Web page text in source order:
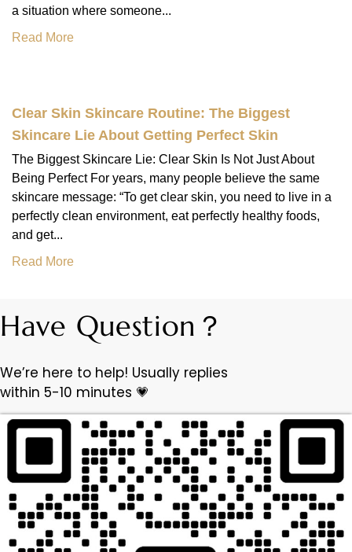
a situation where someone...
Read More
Clear Skin Skincare Routine: The Biggest
Skincare Lie About Getting Perfect Skin
The Biggest Skincare Lie: Clear Skin Is Not Just About
Being Perfect For years, many people believe the same
skincare message: “To get clear skin, you need to live in a
perfectly clean environment, eat perfectly healthy foods,
and get...
Read More
Have Question？
We’re here to help! Usually replies
within 5-10 minutes 💗